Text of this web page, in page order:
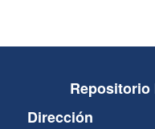
Repositorio
Dirección